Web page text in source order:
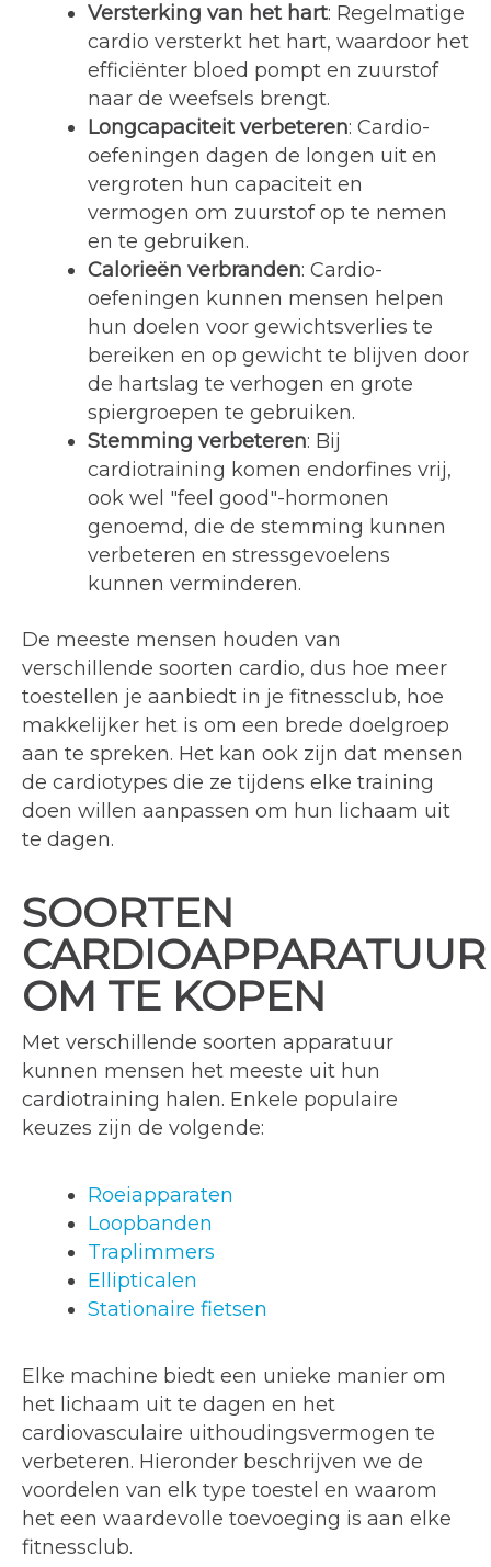
Versterking van het hart: Regelmatige
cardio versterkt het hart, waardoor het
efficiënter bloed pompt en zuurstof
naar de weefsels brengt.
Longcapaciteit verbeteren: Cardio-
oefeningen dagen de longen uit en
vergroten hun capaciteit en
vermogen om zuurstof op te nemen
en te gebruiken.
Calorieën verbranden: Cardio-
oefeningen kunnen mensen helpen
hun doelen voor gewichtsverlies te
bereiken en op gewicht te blijven door
de hartslag te verhogen en grote
spiergroepen te gebruiken.
Stemming verbeteren: Bij
cardiotraining komen endorfines vrij,
ook wel "feel good"-hormonen
genoemd, die de stemming kunnen
verbeteren en stressgevoelens
kunnen verminderen.
De meeste mensen houden van
verschillende soorten cardio, dus hoe meer
toestellen je aanbiedt in je fitnessclub, hoe
makkelijker het is om een brede doelgroep
aan te spreken. Het kan ook zijn dat mensen
de cardiotypes die ze tijdens elke training
doen willen aanpassen om hun lichaam uit
te dagen.
SOORTEN
CARDIOAPPARATUUR
OM TE KOPEN
Met verschillende soorten apparatuur
kunnen mensen het meeste uit hun
cardiotraining halen. Enkele populaire
keuzes zijn de volgende:
Roeiapparaten
Loopbanden
Traplimmers
Ellipticalen
Stationaire fietsen
Elke machine biedt een unieke manier om
het lichaam uit te dagen en het
cardiovasculaire uithoudingsvermogen te
verbeteren. Hieronder beschrijven we de
voordelen van elk type toestel en waarom
het een waardevolle toevoeging is aan elke
fitnessclub.